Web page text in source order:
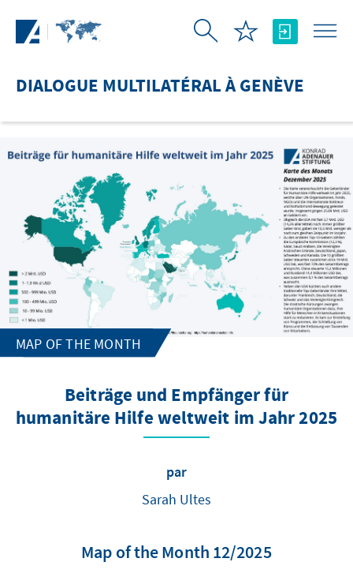
DIALOGUE MULTILATÉRAL À GENÈVE
MAP OF THE MONTH
Beiträge und Empfänger für
humanitäre Hilfe weltweit im Jahr 2025
par
Sarah Ultes
Map of the Month 12/2025